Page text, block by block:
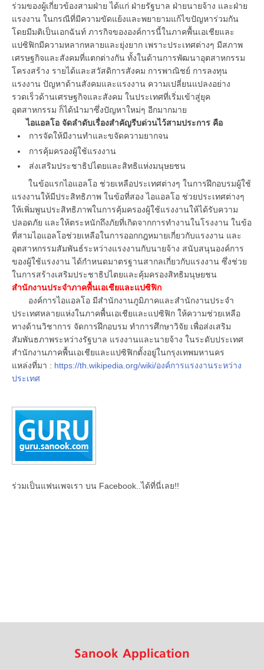
ร่วมของผู้เกี่ยวข้องสามฝ่าย ได้แก่ ฝ่ายรัฐบาล ฝ่ายนายจ้าง และฝ่าย
แรงงาน ในกรณีที่มีความขัดแย้งและพยายามแก้ไขปัญหาร่วมกัน
โดยมีมติเป็นเอกฉันท์ ภารกิจขององค์การนี้ในภาคพื้นเอเชียและ
แปซิฟิกมีความหลากหลายและยุ่งยาก เพราะประเทศต่างๆ มีสภาพ
เศรษฐกิจและสังคมที่แตกต่างกัน ทั้งในด้านการพัฒนาอุตสาหกรรม
โครงสร้าง รายได้และสวัสดิการสังคม การพาณิชย์ การลงทุน
แรงงาน ปัญหาด้านสังคมและแรงงาน ความเปลี่ยนแปลงอย่าง
รวดเร็วด้านเศรษฐกิจและสังคม ในประเทศที่เริ่มเข้าสู่ยุค
อุตสาหกรรม ก็ได้นำมาซึ่งปัญหาใหม่ๆ อีกมากมาย
ไอแอลโอ จัดลำดับเรื่องสำคัญรีบด่วนไว้สามประการ คือ
การจัดให้มีงานทำและขจัดความยากจน
การคุ้มครองผู้ใช้แรงงาน
ส่งเสริมประชาธิปไตยและสิทธิแห่งมนุษยชน
ในข้อแรกไอแอลโอ ช่วยเหลือประเทศต่างๆ ในการฝึกอบรมผู้ใช้
แรงงานให้มีประสิทธิภาพ ในข้อที่สอง ไอแอลโอ ช่วยประเทศต่างๆ
ให้เพิ่มพูนประสิทธิภาพในการคุ้มครองผู้ใช้แรงงานให้ได้รับความ
ปลอดภัย และให้ตระหนักถึงภัยที่เกิดจากการทำงานในโรงงาน ในข้อ
ที่สามไอแอลโอช่วยเหลือในการออกกฎหมายเกี่ยวกับแรงงาน และ
อุตสาหกรรมสัมพันธ์ระหว่างแรงงานกับนายจ้าง สนับสนุนองค์การ
ของผู้ใช้แรงงาน ได้กำหนดมาตรฐานสากลเกี่ยวกับแรงงาน ซึ่งช่วย
ในการสร้างเสริมประชาธิปไตยและคุ้มครองสิทธิมนุษยชน
สำนักงานประจำภาคพื้นเอเชียและแปซิฟิก
องค์การไอแอลโอ มีสำนักงานภูมิภาคและสำนักงานประจำ
ประเทศหลายแห่งในภาคพื้นเอเชียและแปซิฟิก ให้ความช่วยเหลือ
ทางด้านวิชาการ จัดการฝึกอบรม ทำการศึกษาวิจัย เพื่อส่งเสริม
สัมพันธภาพระหว่างรัฐบาล แรงงานและนายจ้าง ในระดับประเทศ
สำนักงานภาคพื้นเอเชียและแปซิฟิกตั้งอยู่ในกรุงเทพมหานคร
แหล่งที่มา : https://th.wikipedia.org/wiki/องค์การแรงงานระหว่าง
ประเทศ
ร่วมเป็นแฟนเพจเรา บน Facebook..ได้ที่นี่เลย!!
Sanook Application